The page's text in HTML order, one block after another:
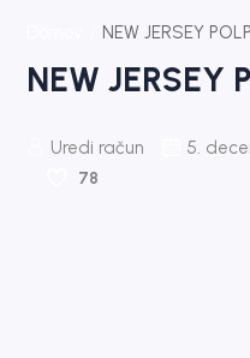
NEW JERSEY
NEW JERSEY
Uredi račun 5.
78